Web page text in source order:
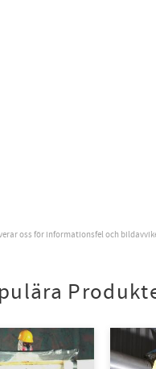
oss för informationsfel och